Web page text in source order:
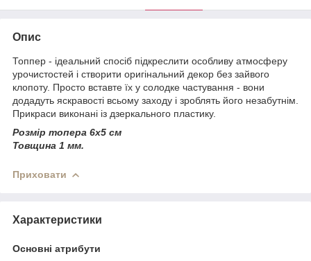
Опис
Топпер - ідеальний спосіб підкреслити особливу атмосферу
урочистостей і створити оригінальний декор без зайвого
клопоту. Просто вставте їх у солодке частування - вони
додадуть яскравості всьому заходу і зроблять його незабутнім.
Прикраси виконані із дзеркального пластику.
Розмір топера 6х5 см
Товщина 1 мм.
Приховати
Характеристики
Основні атрибути